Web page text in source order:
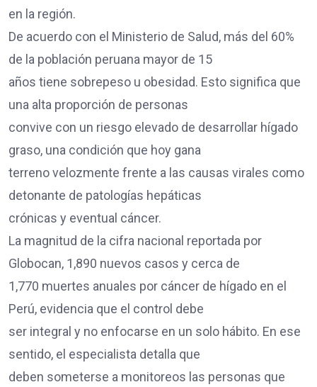
en la región.
De acuerdo con el Ministerio de Salud, más del 60%
de la población peruana mayor de 15
años tiene sobrepeso u obesidad. Esto significa que
una alta proporción de personas
convive con un riesgo elevado de desarrollar hígado
graso, una condición que hoy gana
terreno velozmente frente a las causas virales como
detonante de patologías hepáticas
crónicas y eventual cáncer.
La magnitud de la cifra nacional reportada por
Globocan, 1,890 nuevos casos y cerca de
1,770 muertes anuales por cáncer de hígado en el
Perú, evidencia que el control debe
ser integral y no enfocarse en un solo hábito. En ese
sentido, el especialista detalla que
deben someterse a monitoreos las personas que